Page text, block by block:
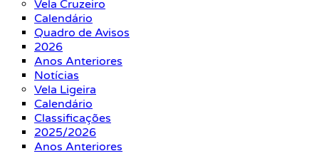
Vela Cruzeiro
Calendário
Quadro de Avisos
2026
Anos Anteriores
Notícias
Vela Ligeira
Calendário
Classificações
2025/2026
Anos Anteriores